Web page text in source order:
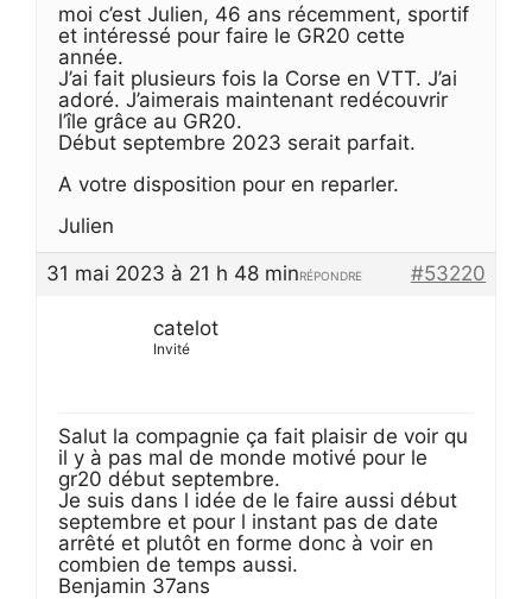
moi c’est Julien, 46 ans récemment, sportif
et intéressé pour faire le GR20 cette
année.
J’ai fait plusieurs fois la Corse en VTT. J’ai
adoré. J’aimerais maintenant redécouvrir
l’île grâce au GR20.
Début septembre 2023 serait parfait.
A votre disposition pour en reparler.
Julien
31 mai 2023 à 21 h 48 min
#53220
RÉPONDRE
catelot
Invité
Salut la compagnie ça fait plaisir de voir qu
il y à pas mal de monde motivé pour le
gr20 début septembre.
Je suis dans l idée de le faire aussi début
septembre et pour l instant pas de date
arrêté et plutôt en forme donc à voir en
combien de temps aussi.
Benjamin 37ans